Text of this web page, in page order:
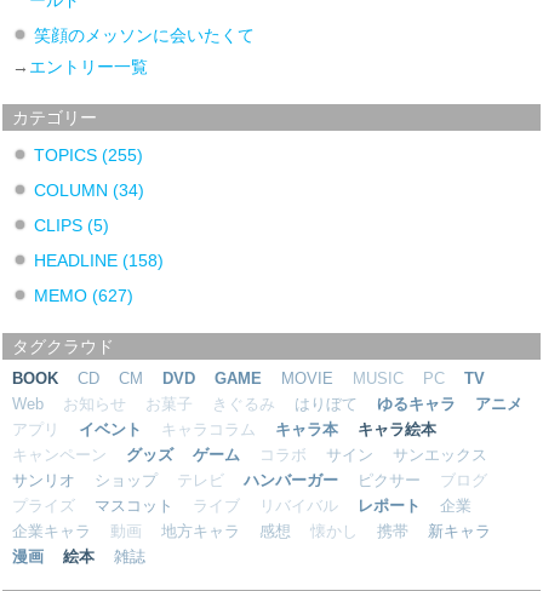
笑顔のメッソンに会いたくて
→ エントリー一覧
カテゴリー
TOPICS(255)
COLUMN(34)
CLIPS(5)
HEADLINE(158)
MEMO(627)
タグクラウド
BOOK CD CM DVD GAME MOVIE MUSIC PC
TV
Web
お知らせ お菓子 きぐるみ はりぼて ゆるキャラ
アニメ
アプリ
イベント キャラコラム キャラ本
キャラ絵本
キャンペーン
グッズ ゲーム コラボ サイン
サンエックス
サンリオ
ショップ テレビ ハンバーガー ピクサー
ブログ
プライズ
マスコット ライブ リバイバル レポート
企業
企業キャラ
動画 地方キャラ 感想 懐かし 携帯
新キャラ
漫画
絵本 雑誌